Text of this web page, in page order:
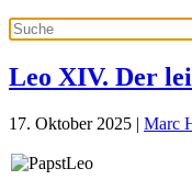
Leo XIV. Der
17. Oktober 2025 | Marc